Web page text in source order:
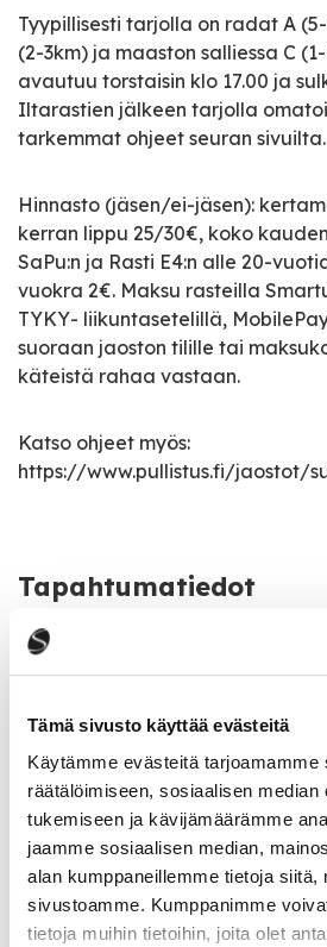
Tämä sivusto käyttää evästeitä
Käytämme evästeitä tarjoamamme
räätälöimiseen, sosiaalisen median
tukemiseen ja kävijämäärämme
jaamme sosiaalisen median,
alan kumppaneillemme tietoja siitä,
sivustoamme. Kumppanimme
tietoja muihin tietoihin, joita olet
Tyypillisesti tarjolla on radat A
(2-3km) ja maaston salliessa C
avautuu torstaisin klo 17.00 ja
Iltarastien jälkeen tarjolla
tarkemmat ohjeet seuran sivuilta.
Hinnasto (jäsen/ei-jäsen):
kerran lippu 25/30€, koko
SaPu:n ja Rasti E4:n alle 20-
vuokra 2€. Maksu rasteilla
TYKY- liikuntasetelillä,
suoraan jaoston tilille tai
käteistä rahaa vastaan.
Katso ohjeet myös:
https://www.pullistus.fi/jaostot/
Tapahtumatiedot
Tapahtuman järjestäjä
Pääsymaksu
Kertamaksu jäsen 6/ ei-jäsen 7€
Katso kaikki tapahtumat